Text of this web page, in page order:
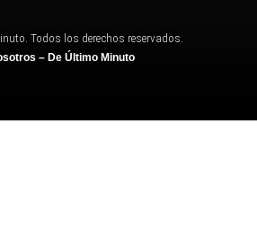
Todos los derechos reservados.
– De Último Minuto